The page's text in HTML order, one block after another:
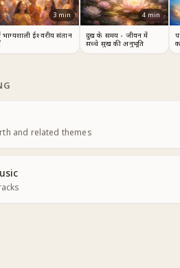
3 min
भाग्यशाली ईश्वरीय संतान
4 min
दुख के समय - जीवन में
सच्चे सुख की अनुभूति
and related themes